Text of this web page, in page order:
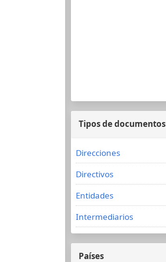
Tipos de documentos
Direcciones
Directivos
Entidades
Intermediarios
Países